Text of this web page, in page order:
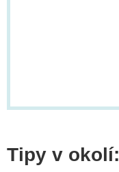
Tipy v okolí: